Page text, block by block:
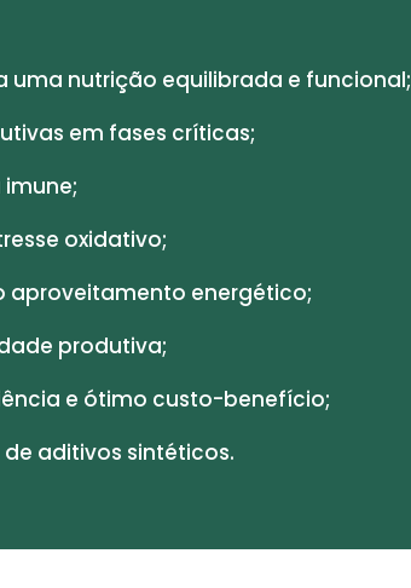
uma nutrição equilibrada e funcional;
em fases críticas;
oxidativo;
aproveitamento energético;
produtiva;
e ótimo custo-benefício;
aditivos sintéticos.